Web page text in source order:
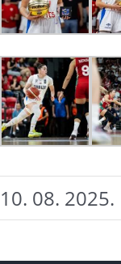
10. 08. 2025.